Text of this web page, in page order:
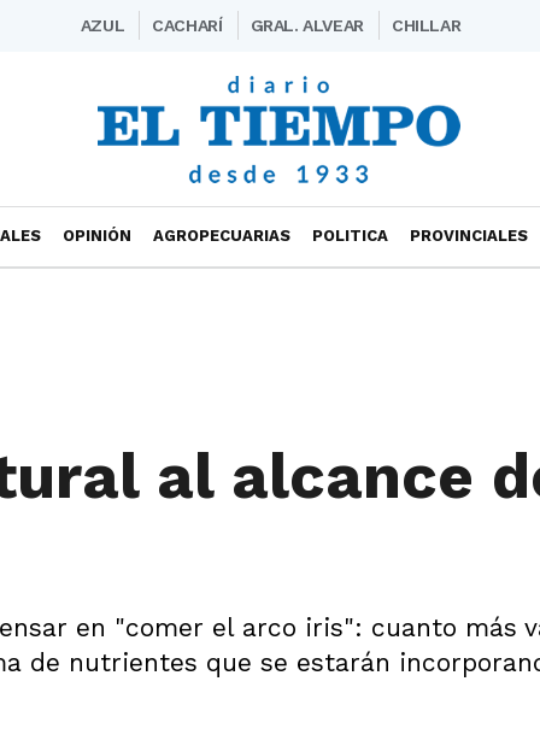
AZUL CACHARÍ GRAL. ALVEAR CHILLAR
OPINIÓN AGROPECUARIAS POLITICA PROVINCIALES
al alcance
en "comer el arco iris": cuanto más
de nutrientes que se estarán